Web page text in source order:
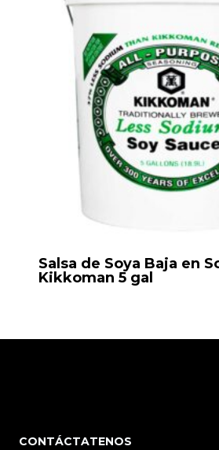
Salsa de Soya Baja en
Kikkoman 5 gal
CONTÁCTATENOS